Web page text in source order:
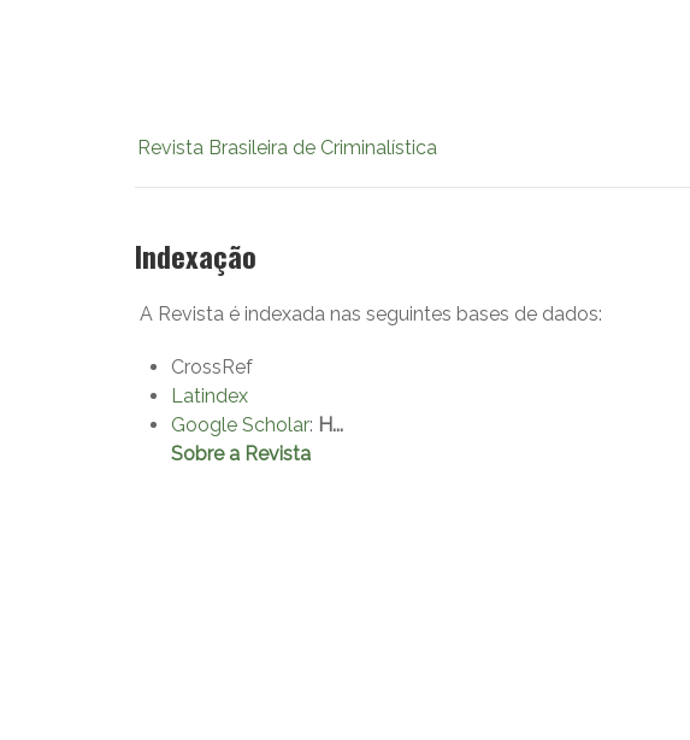
Revista Brasileira de Criminalística
Indexação
A Revista é indexada nas seguintes bases de dados:
CrossRef
Latindex
Google Scholar: H...
Sobre a Revista